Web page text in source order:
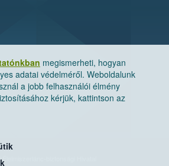
megismerheti, hogyan
adatai védelméről. Weboldalunk
a jobb felhasználói élmény
kérjük, kattintson az
Élelmiszerlánc-biztonsági Hivatal